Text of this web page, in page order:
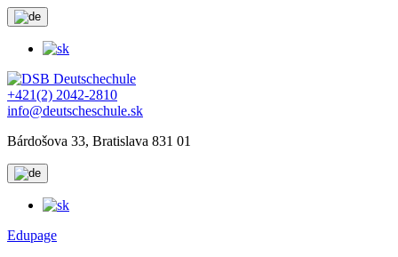
+421(2) 2042-2810
info@deutscheschule.sk
Bárdošova 33, Bratislava 831 01
Edupage